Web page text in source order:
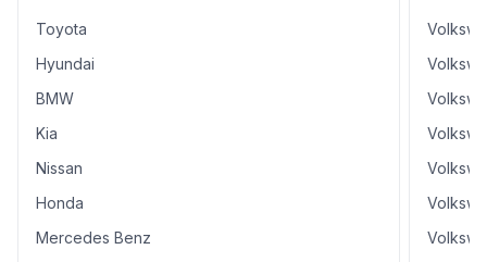
Toyota
Hyundai
BMW
Kia
Nissan
Honda
Mercedes Benz